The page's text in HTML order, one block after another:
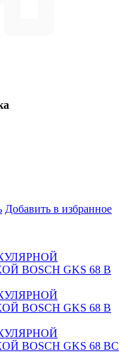
Добавить в избранное
BOSCH GKS 68 B
BOSCH GKS 68 B
BOSCH GKS 68 BC